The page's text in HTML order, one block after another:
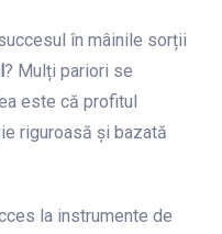
în mâinile sorții
? Mulți pariori se
este că profitul
riguroasă și bazată
la instrumente de